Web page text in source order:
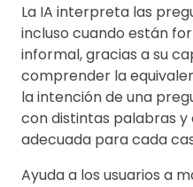
La IA interpreta las
incluso cuando están
informal, gracias a su
comprender la
la intención de una
con distintas palabras
adecuada para cada
Ayuda a los usuarios a